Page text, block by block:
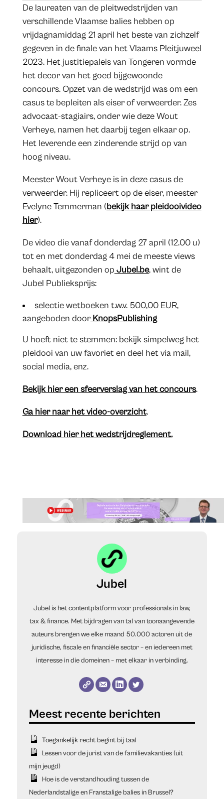
De laureaten van de pleitwedstrijden van
verschillende Vlaamse balies hebben op
vrijdagnamiddag 21 april het beste van zichzelf
gegeven in de finale van het Vlaams Pleitjuweel
2023. Het justitiepaleis van Tongeren vormde
het decor van het goed bijgewoonde
concours. Opzet van de wedstrijd was om een
casus te bepleiten als eiser of verweerder. Zes
advocaat-stagiairs, onder wie deze Wout
Verheye, namen het daarbij tegen elkaar op.
Het leverende een zinderende strijd op van
hoog niveau.
Meester Wout Verheye is in deze casus de
verweerder. Hij repliceert op de eiser, meester
Evelyne Temmerman (bekijk haar pleidooivideo
hier).
De video die vanaf donderdag 27 april (12.00 u)
tot en met donderdag 4 mei de meeste views
behaalt, uitgezonden op Jubel.be, wint de
Jubel Publieksprijs:
selectie wetboeken t.w.v. 500,00 EUR,
aangeboden doorKnopsPublishing
U hoeft niet te stemmen: bekijk simpelweg het
pleidooi van uw favoriet en deel het via mail,
social media, enz.
Bekijk hier een sfeerverslag van het concours.
Ga hier naar het video-overzicht.
Download hier het wedstrijdreglement.
Jubel
Jubel is het contentplatform voor professionals in law,
tax & finance. Met bijdragen van tal van toonaangevende
auteurs brengen we elke maand 50.000 actoren uit de
juridische, fiscale en financiële sector – en iedereen met
interesse in die domeinen – met elkaar in verbinding.
Toegankelijk recht begint bij taal
Lessen voor de jurist van de familievakanties (uit
mijn jeugd)
Hoe is de verstandhouding tussen de
Nederlandstalige en Franstalige balies in Brussel?